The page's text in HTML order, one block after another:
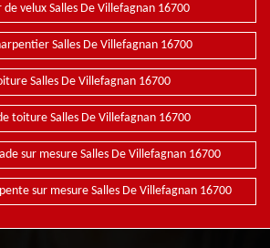
de velux Salles De Villefagnan 16700
Salles De Villefagnan 16700
Salles De Villefagnan 16700
toiture Salles De Villefagnan 16700
sur mesure Salles De Villefagnan 16700
sur mesure Salles De Villefagnan 16700